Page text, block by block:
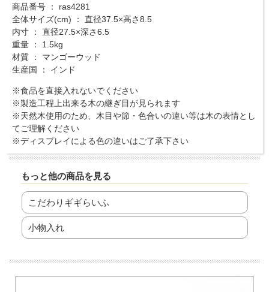
商品番号 ： ras4281
全体サイズ(cm) ： 直径37.5×高さ8.5
内寸 ： 直径27.5×深さ6.5
重量 ： 1.5kg
材質 ： マンゴーウッド
生産国 ： インド
※食品を直接入れないでください
※製造工程上出来る木の継ぎ目が見られます
※天然木使用のため、木目や節・色合いの違い等は木の表情とし
てご理解ください
※ディスプレイによる色の違いはご了承下さい
もっと他の商品を見る
こだわりギギらいふ
小物入れ